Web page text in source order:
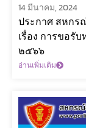
14 มีนาคม, 2024
ประกาศ สหกร
เรื่อง การขอรั
๒๕๖๖
อ่านเพิ่มเติม